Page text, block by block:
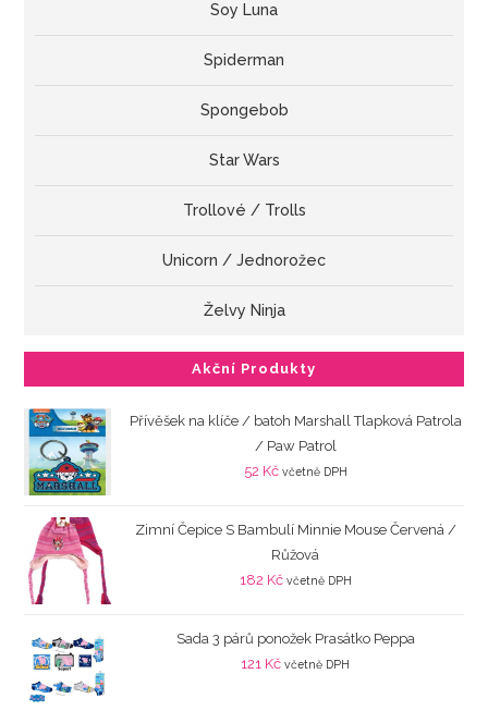
Soy Luna
Spiderman
Spongebob
Star Wars
Trollové / Trolls
Unicorn / Jednorožec
Želvy Ninja
Akční Produkty
Přívěšek na klíče / batoh Marshall Tlapková Patrola
/ Paw Patrol
52 Kč včetně DPH
Zimní Čepice S Bambulí Minnie Mouse Červená /
Růžová
182 Kč včetně DPH
Sada 3 párů ponožek Prasátko Peppa
121 Kč včetně DPH